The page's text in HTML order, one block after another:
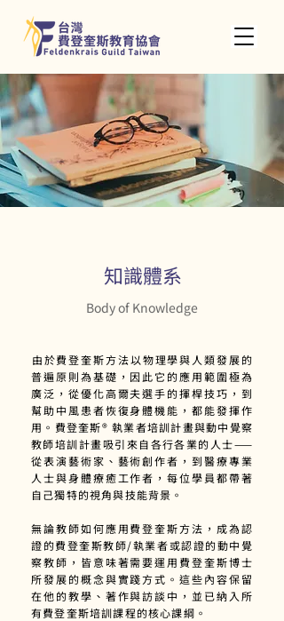
知識體系
Body of Knowledge
由於費登奎斯方法以物理學與人類發展的
普遍原則為基礎，因此它的應用範圍極為
廣泛，從優化高爾夫選手的揮桿技巧，到
幫助中風患者恢復身體機能，都能發揮作
用。費登奎斯® 執業者培訓計畫與動中覺察
教師培訓計畫吸引來自各行各業的人士——
從表演藝術家、藝術創作者，到醫療專業
人士與身體療癒工作者，每位學員都帶著
自己獨特的視角與技能背景。
無論教師如何應用費登奎斯方法，成為認
證的費登奎斯教師/執業者或認證的動中覺
察教師，皆意味著需要運用費登奎斯博士
所發展的概念與實踐方式。這些內容保留
在他的教學、著作與訪談中，並已納入所
有費登奎斯培訓課程的核心課綱。